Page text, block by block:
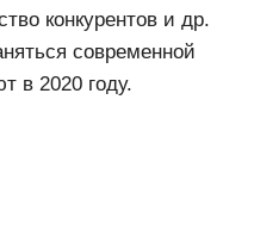
конкурентов и др.
современной
в 2020 году.